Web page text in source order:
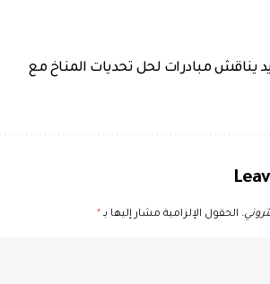
يناقش مبادرات لحل تحديات المناخ مع
الحقول الإلزامية مشار إليها بـ*